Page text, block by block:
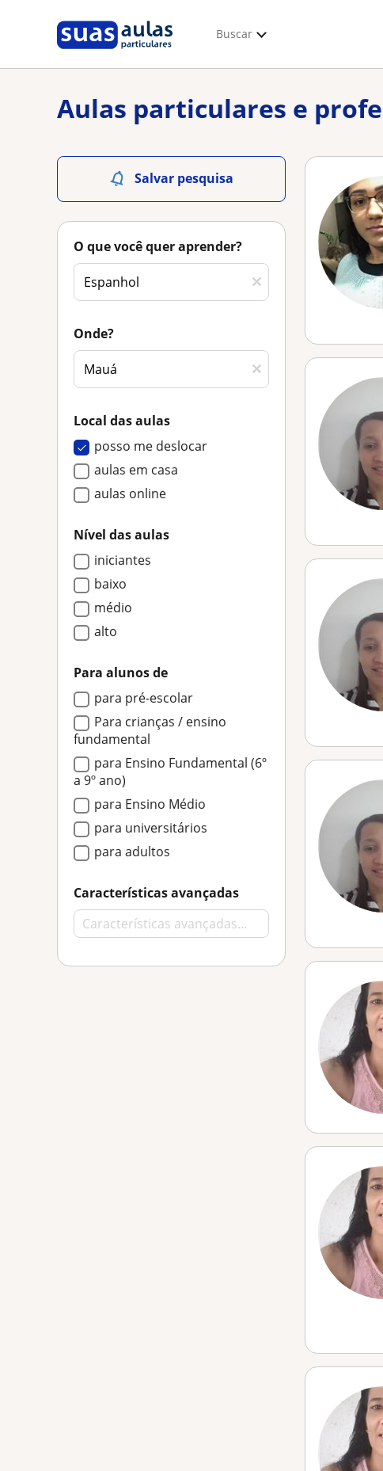
Buscar
Aulas particulares e
Salvar pesquisa
O que você quer aprender?
Onde?
Local das aulas
posso me deslocar
aulas em casa
aulas online
Nível das aulas
iniciantes
baixo
médio
alto
Para alunos de
para pré-escolar
Para crianças / ensino
fundamental
para Ensino Fundamental (6º
a 9º ano)
para Ensino Médio
para universitários
para adultos
Características avançadas